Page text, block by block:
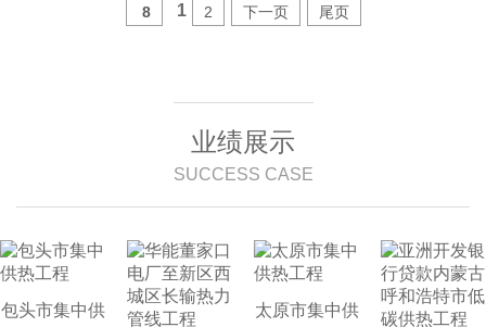
8 1 2 下一页 尾页
业绩展示
SUCCESS CASE
包头市集中供
太原市集中供